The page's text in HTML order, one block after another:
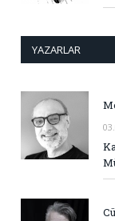
YAZARLAR